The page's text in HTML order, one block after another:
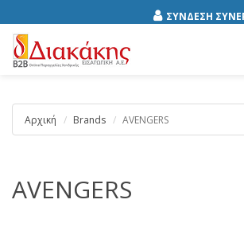
ΣΥΝΔΕΣΗ
Αρχική Brands AVENGERS
AVENGERS